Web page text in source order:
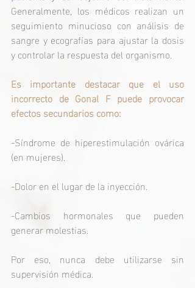
Generalmente, los médicos realizan un
seguimiento minucioso con análisis de
sangre y ecografías para ajustar la dosis
y controlar la respuesta del organismo.
Es importante destacar que el uso
incorrecto de Gonal F puede provocar
efectos secundarios como:
-Síndrome de hiperestimulación ovárica
(en mujeres).
-Dolor en el lugar de la inyección.
-Cambios hormonales que pueden
generar molestias.
Por eso, nunca debe utilizarse sin
supervisión médica.